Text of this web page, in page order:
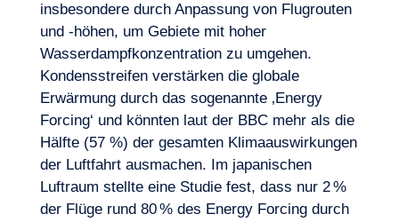
insbesondere durch Anpassung von Flugrouten
und -höhen, um Gebiete mit hoher
Wasserdampfkonzentration zu umgehen.
Kondensstreifen verstärken die globale
Erwärmung durch das sogenannte ‚Energy
Forcing‘ und könnten laut der BBC mehr als die
Hälfte (57 %) der gesamten Klimaauswirkungen
der Luftfahrt ausmachen. Im japanischen
Luftraum stellte eine Studie fest, dass nur 2 %
der Flüge rund 80 % des Energy Forcing durch